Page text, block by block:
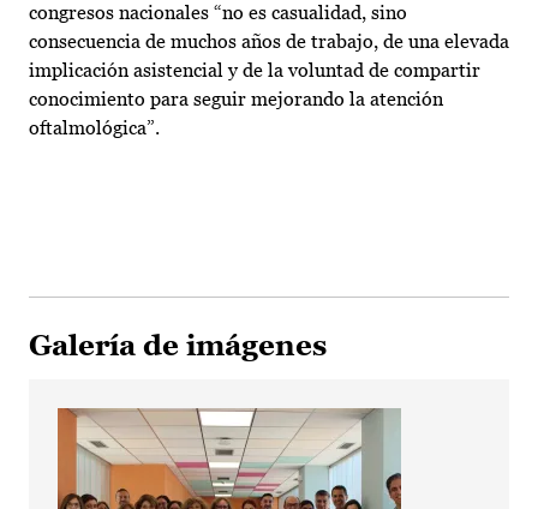
congresos nacionales “no es casualidad, sino
consecuencia de muchos años de trabajo, de una elevada
implicación asistencial y de la voluntad de compartir
conocimiento para seguir mejorando la atención
oftalmológica”.
Galería de imágenes